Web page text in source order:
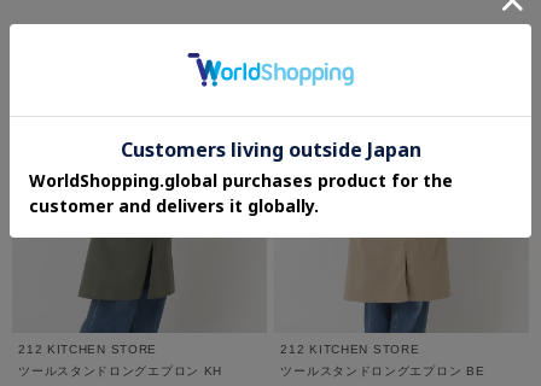
212 KITCHEN STORE
ツールスタンドロングエプロン KH
212 KITCHEN STORE
ツールスタンドロングエプロン BE